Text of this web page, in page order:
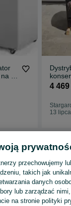
8
Juka 7
4 469
13
Przemysł Sklepy i
chłodnicze -
Lady i witryny
przechowujemy
takich jak
danych
lub zarządzać
na stronie polityki